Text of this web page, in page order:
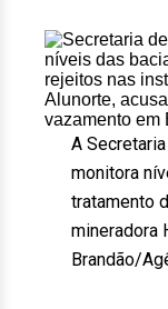
A
monitora
tratamento
mineradora
Brandão/